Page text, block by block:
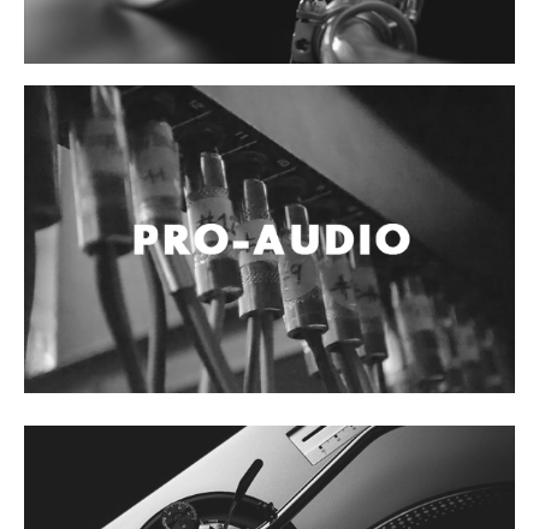
Sonido
Parlante
Video y USB
Espigas y conectores
Accesorios
Otros Instrumentos de Cuerdas
Ukulele
Mandolina
Banjo